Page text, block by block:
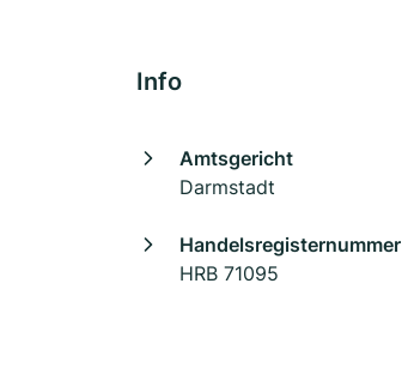
Info
Amtsgericht
Darmstadt
Handelsregisternummer
HRB 71095